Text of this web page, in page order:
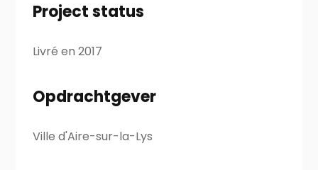
Project status
Livré en 2017
Opdrachtgever
Ville d'Aire-sur-la-Lys